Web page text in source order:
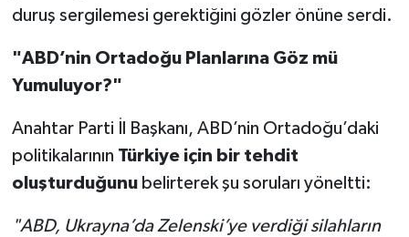
duruş sergilemesi gerektiğini gözler önüne serdi.
"ABD’nin Ortadoğu Planlarına Göz mü
Yumuluyor?"
Anahtar Parti İl Başkanı, ABD’nin Ortadoğu’daki
politikalarının Türkiye için bir tehdit
oluşturduğunubelirterek şu soruları yöneltti:
"ABD, Ukrayna’da Zelenski’ye verdiği silahların